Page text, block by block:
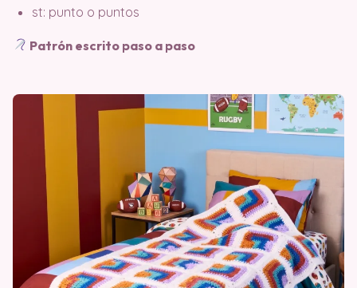
st: punto o puntos
Patrón escrito paso a paso